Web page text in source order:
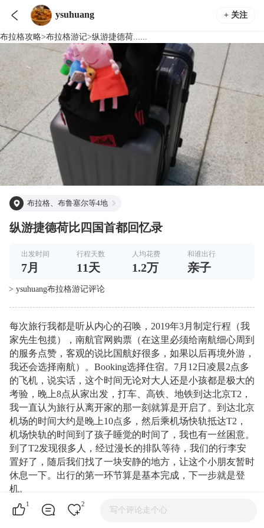
 ysuhuang + 关注
布拉格攻略>布拉格游记>纵游捷德荷......
布拉格、布鲁塞尔等4地
纵游捷德荷比四国首都回忆录
出发时间
7月
行程天数
11天
人均花费
1.2万
和谁出行
亲子
> ysuhuang布拉格游记评论
每次旅行我都是听从内心的召唤，2019年3月制定行程（我
家先生包揽），南航官网购票（在这里必须给南航细心周到
的服务点赞，客观的说比国航好很多，如果以后再境外游，
我还会选择南航）。Booking选择住宿。7月12日凌晨2点多
的飞机，说实话，这个时间无论对大人还是小孩都是极大的
考验，晚上8点从家出发，打车、高铁、地铁到达北京T2，
我一直认为旅行从离开家的那一刻就算是开启了。到达北京
机场的时间大约是晚上10点多，然后乘机场快轨抵达T2，
机场快轨的时间到了孩子睡觉的时间了，我也有一丝困意。
到了T2发现很多人，经过漫长的排队等待，我们的行李安
置好了，随后我们找了一块安静的地方，让这个小朋友暂时
休息一下。出行的第一环节算是基本完成，下一步就是登
机。
友情提示，申根国家带孩子的朋友请注意，如果孩子未上
学，只需要去当地公证处办理孩子出生证的公正（2017大约
1 2
写个评论走个心